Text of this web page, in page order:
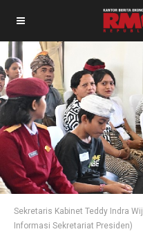
Sekretaris Kabinet Teddy Indra
Informasi Sekretariat Presiden)